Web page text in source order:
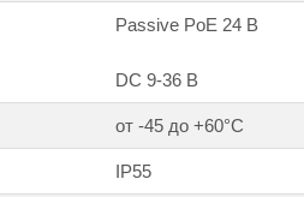
Passive PoE 24 В
DC 9-36 В
от -45 до +60°С
IP55